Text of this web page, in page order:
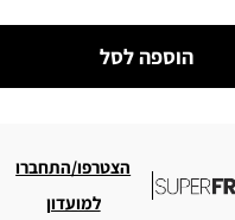
הוספה לסל
הצטרפו/התחברו
למועדון